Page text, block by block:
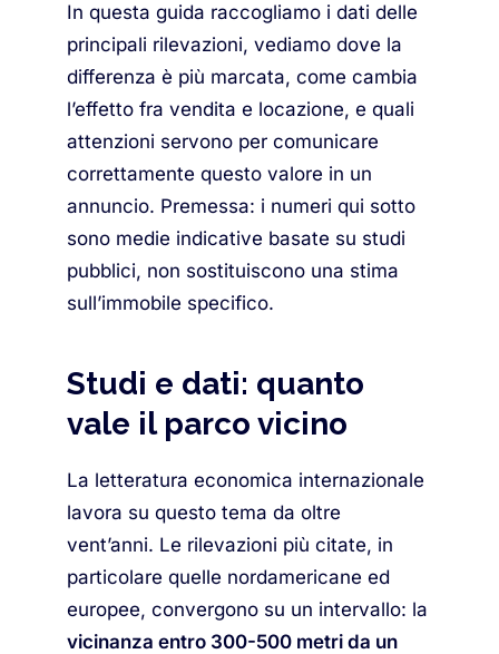
In questa guida raccogliamo i dati delle
principali rilevazioni, vediamo dove la
differenza è più marcata, come cambia
l’effetto fra vendita e locazione, e quali
attenzioni servono per comunicare
correttamente questo valore in un
annuncio. Premessa: i numeri qui sotto
sono medie indicative basate su studi
pubblici, non sostituiscono una stima
sull’immobile specifico.
Studi e dati: quanto
vale il parco vicino
La letteratura economica internazionale
lavora su questo tema da oltre
vent’anni. Le rilevazioni più citate, in
particolare quelle nordamericane ed
europee, convergono su un intervallo: la
vicinanza entro 300-500 metri da un